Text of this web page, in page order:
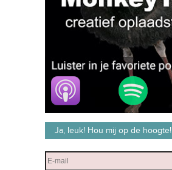
Ja, leuk! Hou mij op de hoogte!